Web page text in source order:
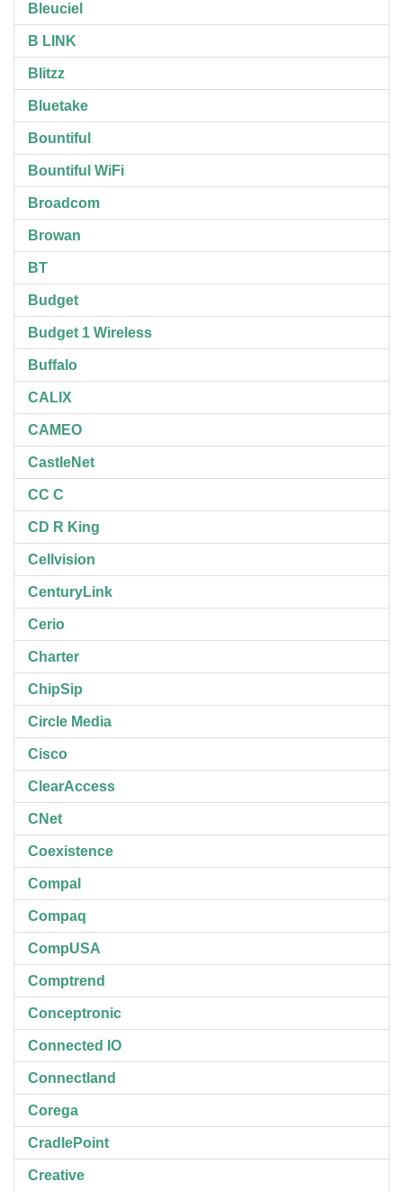
Bleuciel
B LINK
Blitzz
Bluetake
Bountiful
Bountiful WiFi
Broadcom
Browan
BT
Budget
Budget 1 Wireless
Buffalo
CALIX
CAMEO
CastleNet
CC C
CD R King
Cellvision
CenturyLink
Cerio
Charter
ChipSip
Circle Media
Cisco
ClearAccess
CNet
Coexistence
Compal
Compaq
CompUSA
Comptrend
Conceptronic
Connected IO
Connectland
Corega
CradlePoint
Creative